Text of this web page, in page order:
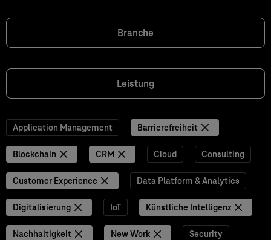
Branche
Leistung
Application Management Barrierefreiheit
Blockchain CRM Cloud Consulting
Customer Experience Data Platform & Analytics
Digitalisierung IoT Künstliche Intelligenz
Nachhaltigkeit New Work Security